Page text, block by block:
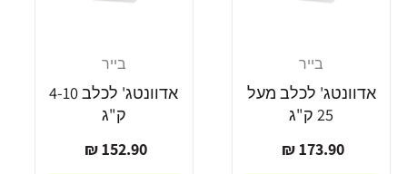
בייר
אדוונטג' לכלב מעל
25 ק"ג
מחיר
רגיל
173.90 ₪
בייר
אדוונטג' לכלב 4-10
ק"ג
מחיר
רגיל
152.90 ₪